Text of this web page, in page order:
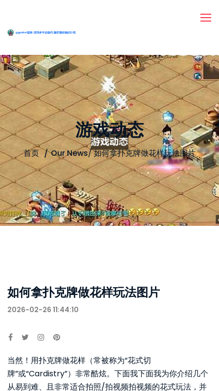
游戏动态
首页 Our News/如何拿扑克牌做花样玩法图片
如何拿扑克牌做花样玩法图片
2026-02-26 11:44:10
当然！用扑克牌做花样（常被称为“花式切
牌”或“Cardistry”）非常酷炫。下面我下面我为你介绍几个
从易到难、且非常适合拍照/拍视频拍视频的花式玩法，并